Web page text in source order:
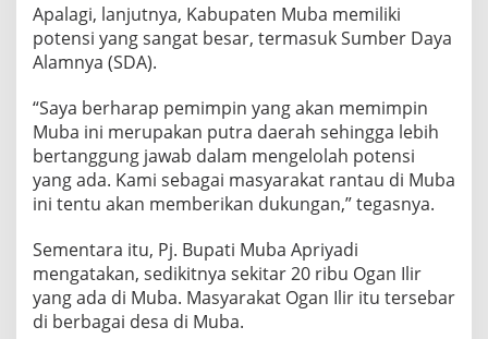
Apalagi, lanjutnya, Kabupaten Muba memiliki
potensi yang sangat besar, termasuk Sumber Daya
Alamnya (SDA).
“Saya berharap pemimpin yang akan memimpin
Muba ini merupakan putra daerah sehingga lebih
bertanggung jawab dalam mengelolah potensi
yang ada. Kami sebagai masyarakat rantau di Muba
ini tentu akan memberikan dukungan,” tegasnya.
Sementara itu, Pj. Bupati Muba Apriyadi
mengatakan, sedikitnya sekitar 20 ribu Ogan Ilir
yang ada di Muba. Masyarakat Ogan Ilir itu tersebar
di berbagai desa di Muba.